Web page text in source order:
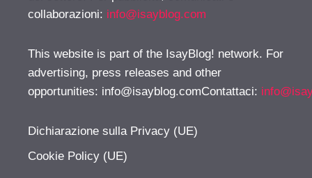
collaborazioni: info@isayblog.com
This website is part of the IsayBlog! network. For
advertising, press releases and other
opportunities: info@isayblog.comContattaci:
Dichiarazione sulla Privacy (UE)
Cookie Policy (UE)